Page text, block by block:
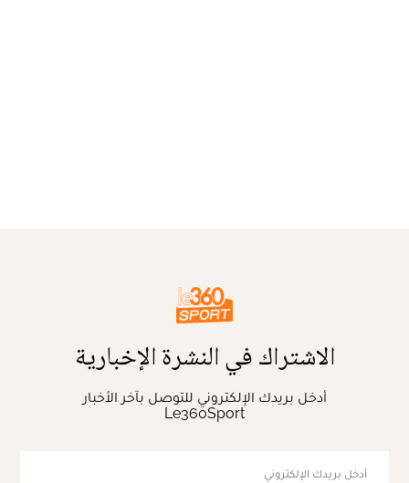
الاشتراك في النشرة الإخبارية
أدخل بريدك الإلكتروني للتوصل بآخر الأخبار
Le360Sport